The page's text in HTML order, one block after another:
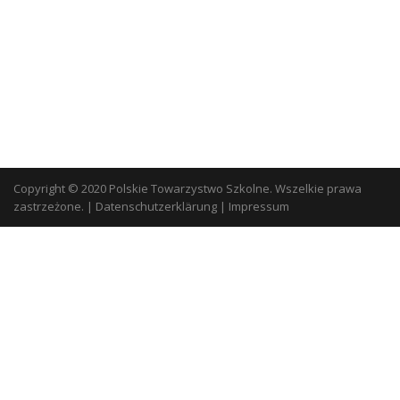
Copyright © 2020 Polskie Towarzystwo Szkolne. Wszelkie prawa
zastrzeżone. | Datenschutzerklärung | Impressum